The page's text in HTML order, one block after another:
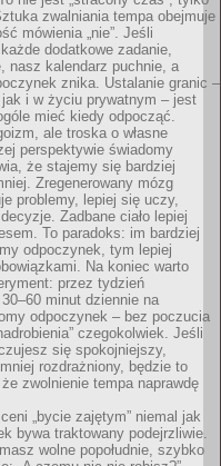
zwalniania tempa obejmuje
mówienia „nie”. Jeśli
dodatkowe zadanie,
nasz kalendarz puchnie, a
znika. Ustalanie granic –
i w życiu prywatnym – jest
mieć kiedy odpocząć.
ale troska o własne
perspektywie świadomy
że stajemy się bardziej
Zregenerowany mózg
problemy, lepiej się uczy,
Zadbane ciało lepiej
To paradoks: im bardziej
odpoczynek, tym lepiej
Na koniec warto
przez tydzień
minut dziennie na
odpoczynek – bez poczucia
czegokolwiek. Jeśli
się spokojniejszy,
rozdrażniony, będzie to
zwolnienie tempa naprawdę
„bycie zajętym” niemal jak
bywa traktowany podejrzliwie.
wolne popołudnie, szybko